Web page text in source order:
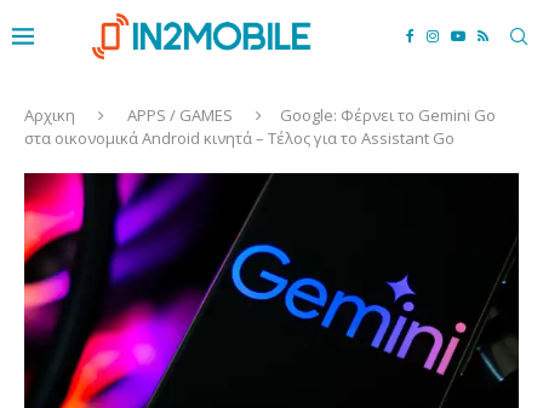
Αρχικη APPS / GAMES
Google: Φέρνει το Gemini Go
στα οικονομικά Android κινητά – Τέλος για το Assistant Go